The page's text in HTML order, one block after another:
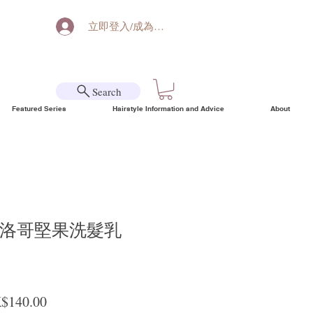
立即登入/成為會員
Search
Featured Series Hairstyle Information and Advice About
哥堅果洗髮乳
PriceSale Price